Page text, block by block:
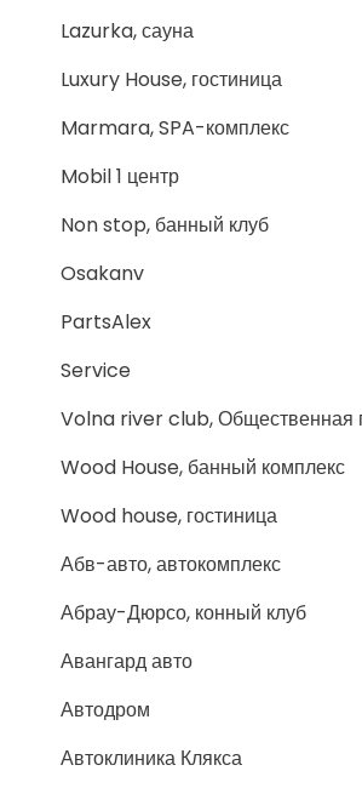
Lazurka, сауна
Luxury House, гостиница
Marmara, SPA-комплекс
Mobil 1 центр
Non stop, банный клуб
Osakanv
PartsAlex
Service
Volna river club, Общественная
Wood House, банный комплекс
Wood house, гостиница
Абв-авто, автокомплекс
Абрау-Дюрсо, конный клуб
Авангард авто
Автодром
Автоклиника Клякса